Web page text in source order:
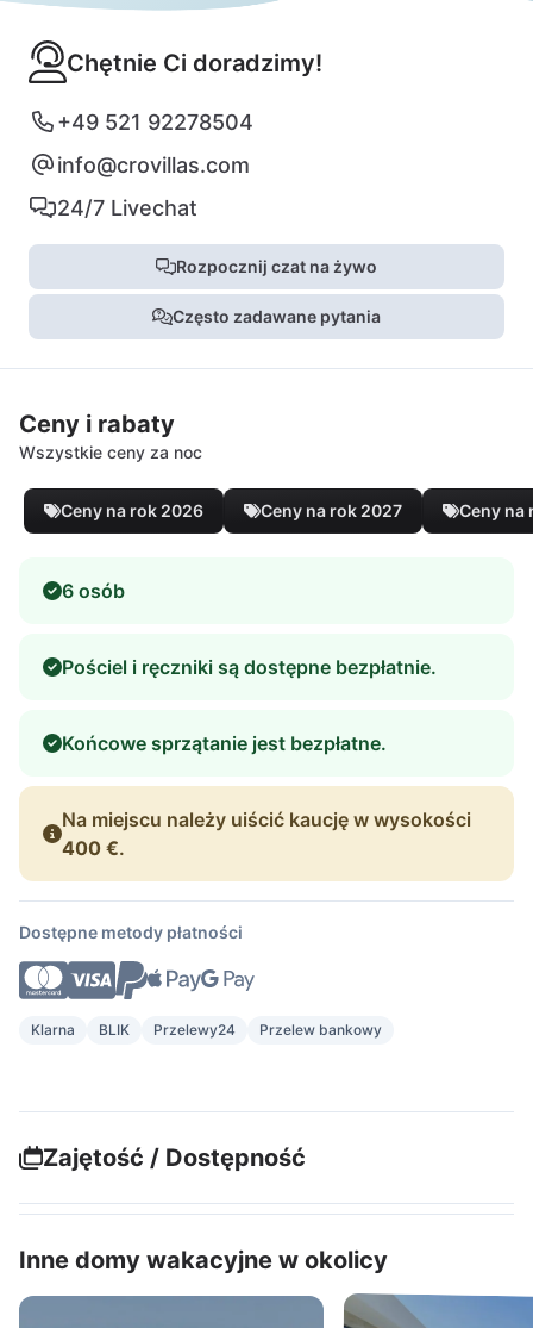
Chętnie Ci doradzimy!
+49 521 92278504
info@crovillas.com
24/7 Livechat
Rozpocznij czat na żywo
Często zadawane pytania
Ceny i rabaty
Wszystkie ceny za noc
Ceny na rok 2026 Ceny na rok 2027 Ceny na
6 osób
Pościel i ręczniki są dostępne bezpłatnie.
Końcowe sprzątanie jest bezpłatne.
Na miejscu należy uiścić kaucję w wysokości
400 €.
Dostępne metody płatności
Klarna BLIK Przelewy24 Przelew bankowy
Zajętość / Dostępność
Inne domy wakacyjne w okolicy